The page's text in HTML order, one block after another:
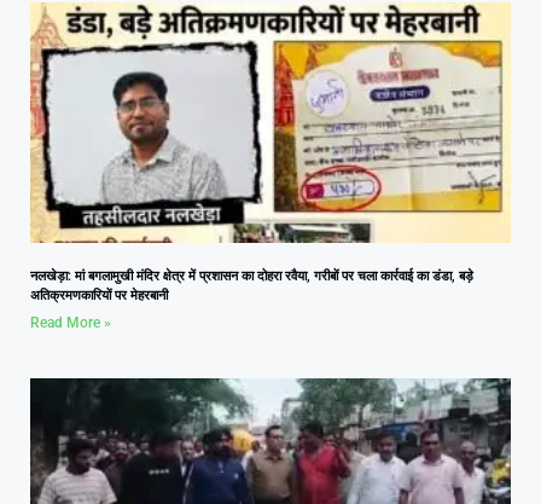
नलखेड़ा: मां बगलामुखी मंदिर क्षेत्र में प्रशासन का दोहरा रवैया, गरीबों पर चला कार्रवाई का डंडा, बड़े
अतिक्रमणकारियों पर मेहरबानी
Read More »